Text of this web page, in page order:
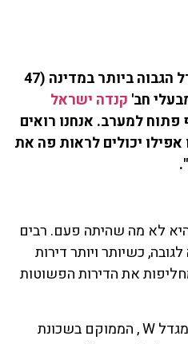
מקומתו האחרונה של המגדל הגבוה ביותר במדינה (47
חב'קנדה ישראל
פתוח למערב. אנחנו רואים
יכולים לראות פה את
לא מה שהיתה פעם. רבים
כשיותר ויותר דירות
את הדירות הפשוטות
קחו למשל את הטריפלקס במגדל W , הממוקם בשכונת